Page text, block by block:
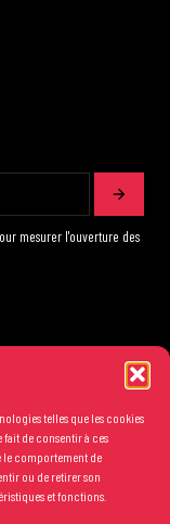
telles que les cookies
de consentir à ces
le comportement de
ou de retirer son
et fonctions.
mesurer l'ouverture des